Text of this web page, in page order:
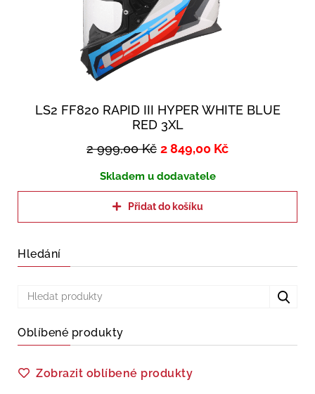
LS2 FF820 RAPID III HYPER WHITE BLUE
RED 3XL
2 999,00Kč 2 849,00 Kč
Skladem u dodavatele
Přidat do košíku
Hledání
Oblíbené produkty
Zobrazit oblíbené produkty